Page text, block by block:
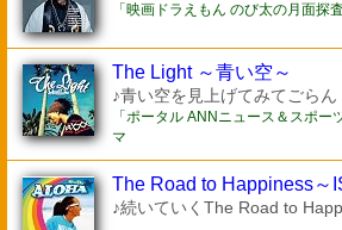
「映画ドラえもん のび太の月面探
The Light ～青い空～
♪青い空を見上げてみてごらん
「ポータル ANNニュース＆スポー
マ
The Road to Happiness～
♪続いていくThe Road to